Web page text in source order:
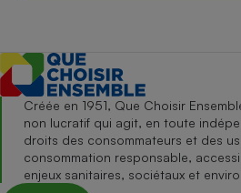
Créée en 1951, Que Choisir
non lucratif qui agit, en toute
droits des consommateurs et des
consommation responsable,
enjeux sanitaires, sociétaux et